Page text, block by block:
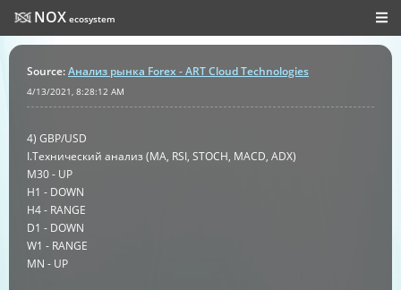
NOX ecosystem
Source:Анализ рынка Forex - ART Cloud Technologies
4/13/2021, 8:28:12 AM
4) GBP/USD
I.Технический анализ (MA, RSI, STOCH, MACD, ADX)
M30 - UP
H1 - DOWN
H4 - RANGE
D1 - DOWN
W1 - RANGE
MN - UP